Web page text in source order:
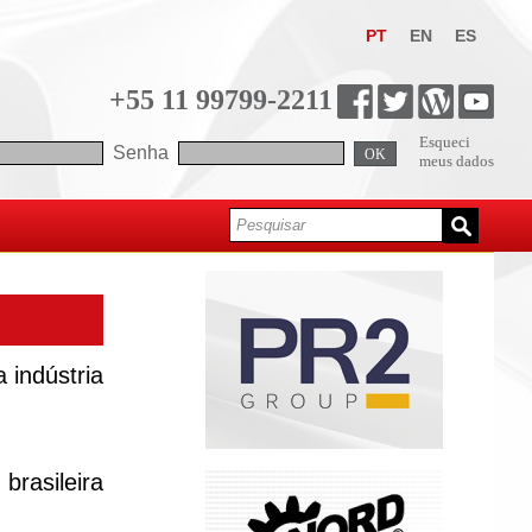
PT EN ES
+55 11 99799-2211
Senha OK
Esqueci
meus dados
indústria